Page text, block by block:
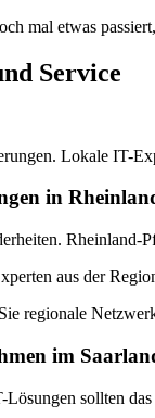
mal etwas
Service
Lokale IT-
in
aus der
regionale
im
sollten das